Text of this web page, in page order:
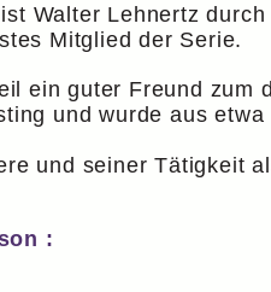
Walter Lehnertz
Mitglied der Serie.
ein guter Freund
und wurde aus
und seiner Tätigkeit
: